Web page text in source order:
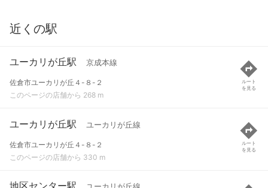
近くの駅
ユーカリが丘駅 京成本線
佐倉市ユーカリが丘４-８-２
このページの店舗から 268 m
ルート
を見る
ユーカリが丘駅 ユーカリが丘線
佐倉市ユーカリが丘４-８-２
このページの店舗から 330 m
ルート
を見る
地区センター駅